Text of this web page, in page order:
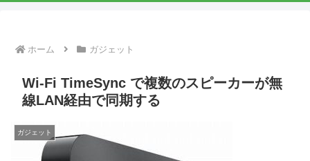
ホーム ガジェット
Wi-Fi TimeSync で複数のスピーカーが無
線LAN経由で同期する
ガジェット